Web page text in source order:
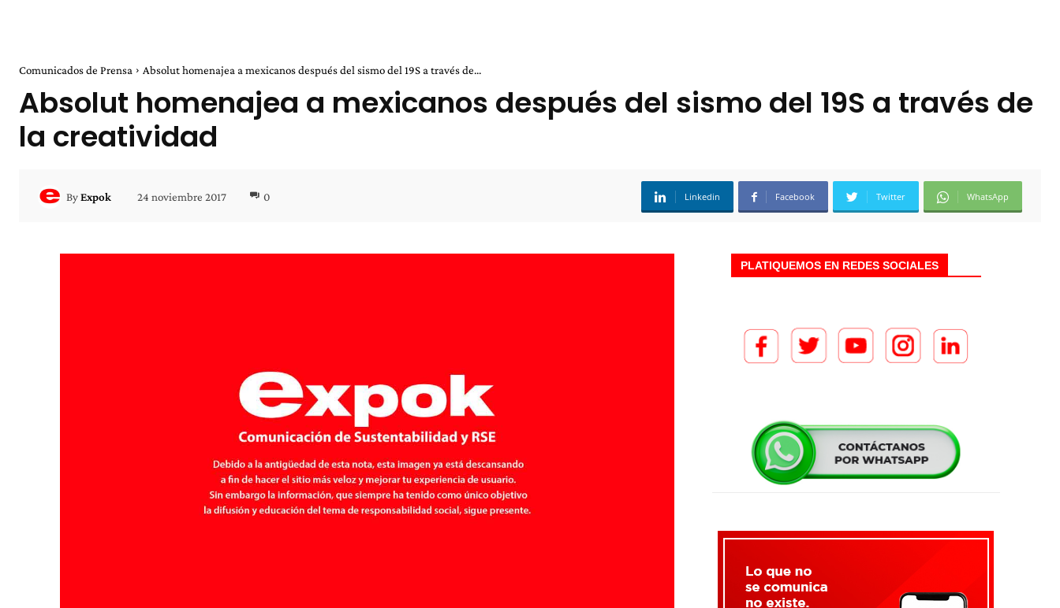
Comunicados de Prensa Absolut homenajea a mexicanos después del sismo del 19S a través de...
Absolut homenajea a mexicanos después del sismo del 19S a través de
la creatividad
ByExpok 24 noviembre 2017 0 Linkedin Facebook Twitter WhatsApp
PLATIQUEMOS EN REDES SOCIALES